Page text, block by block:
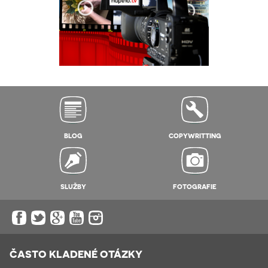
BLOG COPYWRITTING
SLUŽBY FOTOGRAFIE
ČASTO KLADENÉ OTÁZKY